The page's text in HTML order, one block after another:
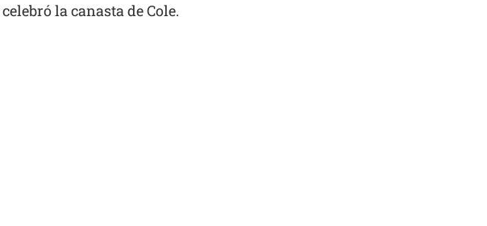
la canasta de Cole.